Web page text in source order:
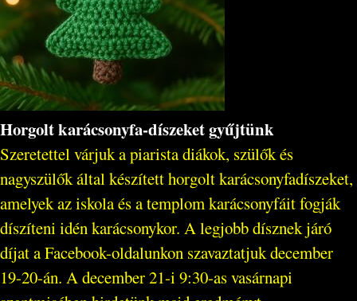
Horgolt karácsonyfa-díszeket gyűjtünk
Szeretettel várjuk a piarista diákok, szülők és
nagyszülők által készített horgolt karácsonyfadíszeket,
amelyek az iskola és a templom karácsonyfáit fogják
díszíteni idén karácsonykor. A legjobb dísznek járó
díjat a Facebook-oldalunkon szavaztatjuk december
19-20-án. A december 21-i 9:30-as vasárnapi